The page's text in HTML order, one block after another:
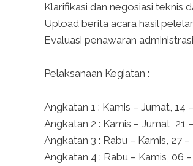
Klarifikasi dan negosiasi teknis
Upload berita acara hasil
Evaluasi penawaran
Pelaksanaan Kegiatan :
Angkatan 1 : Kamis – Jumat, 14
Angkatan 2 : Kamis – Jumat, 21
Angkatan 3 : Rabu – Kamis, 27
Angkatan 4 : Rabu – Kamis, 06